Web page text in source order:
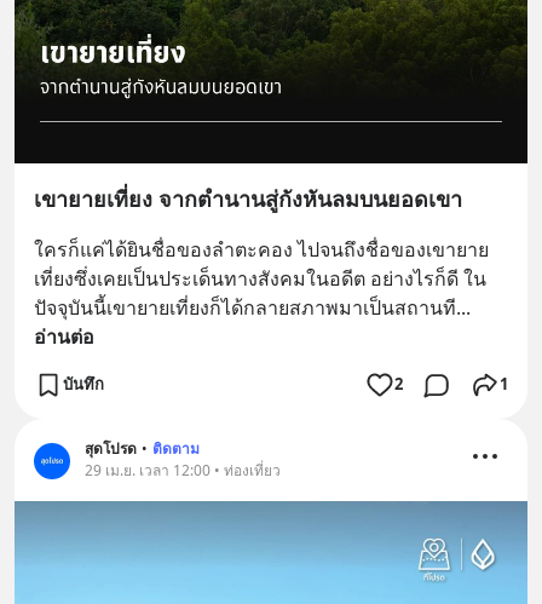
เขายายเที่ยง จากตำนานสู่กังหันลมบนยอดเขา
ใครก็แค่ได้ยินชื่อของลำตะคอง ไปจนถึงชื่อของเขายาย
เที่ยงซึ่งเคยเป็นประเด็นทางสังคมในอดีต อย่างไรก็ดี ใน
ปัจจุบันนี้เขายายเที่ยงก็ได้กลายสภาพมาเป็นสถานที
อ่านต่อ
บันทึก 2 1
สุดโปรด • ติดตาม
29 เม.ย. เวลา 12:00 • ท่องเที่ยว